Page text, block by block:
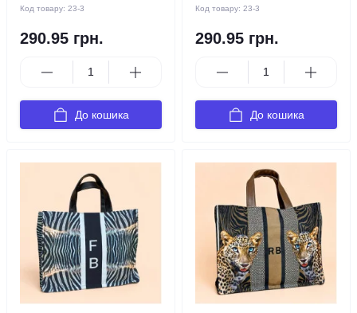
Код товару: 23-3
290.95 грн.
До кошика
Код товару: 23-3
290.95 грн.
До кошика